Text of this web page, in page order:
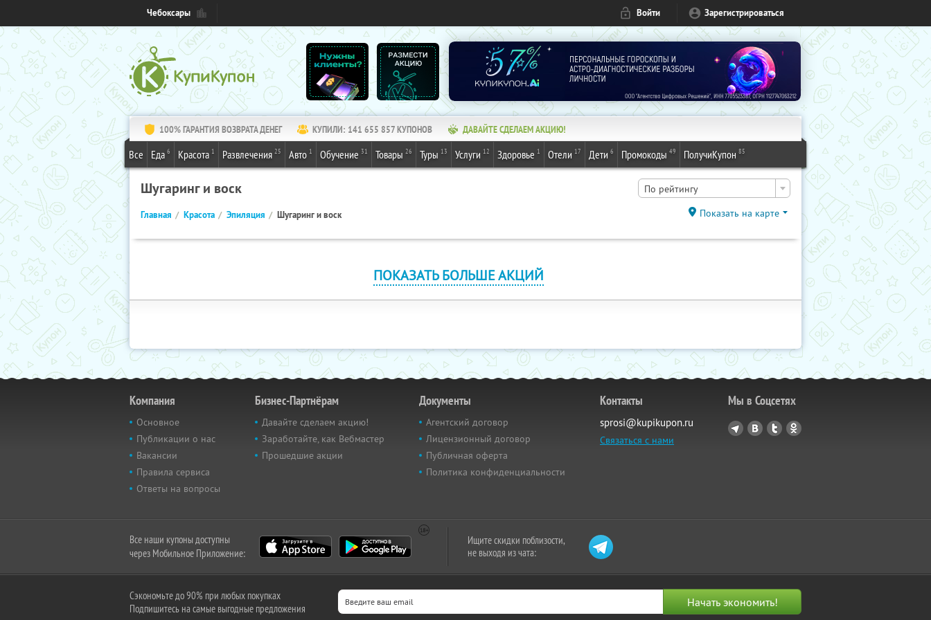
Чебоксары Войти Зарегистрироваться
100% ГАРАНТИЯ ВОЗВРАТА ДЕНЕГ КУПИЛИ: 141 655 857КУПОНОВ ДАВАЙТЕ СДЕЛАЕМ АКЦИЮ!
Все Еда 6 Красота 1 Развлечения 25 Авто 1 Обучение 31 Товары 26 Туры 13 Услуги 12 Здоровье 1 Отели 17 Дети 6 Промокоды 49 ПолучиКупон 85
Шугаринг и воск По рейтингу
Главная Красота Эпиляция Шугаринг и воск Показать на карте
ПОКАЗАТЬ БОЛЬШЕ АКЦИЙ
Компания
Основное
Публикации о нас
Вакансии
Правила сервиса
Ответы на вопросы
Бизнес-Партнёрам
Давайте сделаем акцию!
Заработайте, как Вебмастер
Прошедшие акции
Документы
Агентский договор
Лицензионный договор
Публичная оферта
Политика конфиденциальности
Контакты
sprosi@kupikupon.ru
Связаться с нами
Мы в Соцсетях
Все наши купоны доступны
через Мобильное Приложение:
Ищите скидки поблизости,
не выходя из чата:
Сэкономьте до 90% при любых покупках
Подпишитесь на самые выгодные предложения